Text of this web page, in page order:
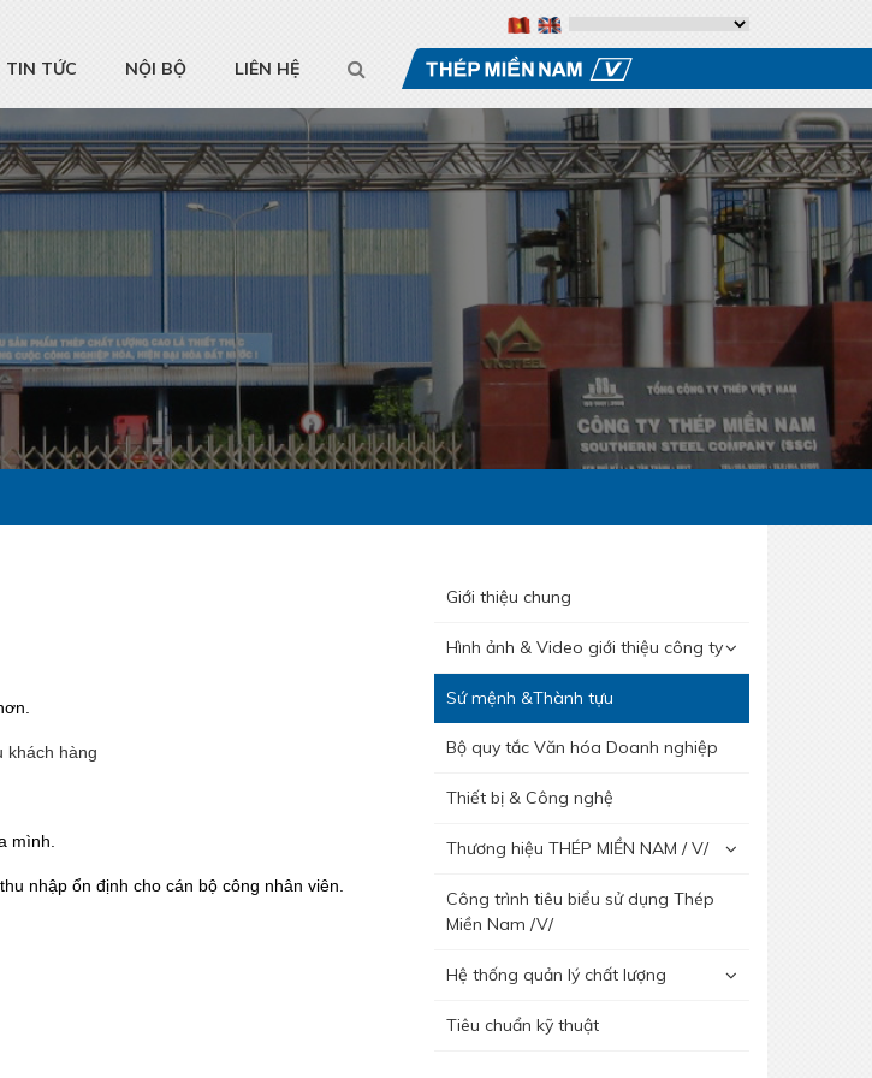
TIN TỨC NỘI BỘ LIÊN HỆ
hàng
mình.
nhập ổn định cho cán bộ công nhân viên.
Giới thiệu chung
Hình ảnh & Video giới thiệu công ty
Sứ mệnh &Thành tựu
Bộ quy tắc Văn hóa Doanh nghiệp
Thiết bị & Công nghệ
Thương hiệu THÉP MIỀN NAM / V/
Công trình tiêu biểu sử dụng Thép
Miền Nam /V/
Hệ thống quản lý chất lượng
Tiêu chuẩn kỹ thuật